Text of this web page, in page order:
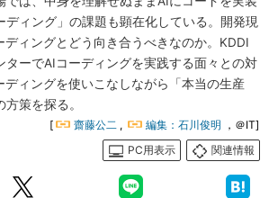
ディング」の課題も顕在化している。開発現
ディングとどう向き合うべきなのか。KDDI
ターでAIコーディングを実践する面々との対
ディングを使いこなしながら「本当の生産
策を探る。
[ 齋藤公二 , 編集：石川俊明 ，＠IT]
PC用表示
関連情報